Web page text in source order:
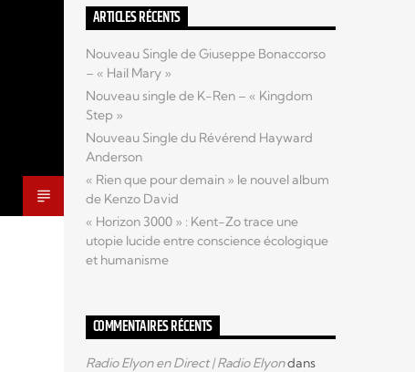
ARTICLES RÉCENTS
Nouveau Single de Giuseppe Bonaccorso
– « Hail Mary »
Nouveau single de K-Ren – « Kingdom
Step »
Nouveau Single du Révérend Hayward
Anderson
« Rien que pour demain » le nouvel album
de Kenzo David
« Horizon 3000 » : Kent-Zo trace une
utopie lucide entre conscience écologique
et humanisme
COMMENTAIRES RÉCENTS
Radio Elyon en Direct | Radio Elyondans